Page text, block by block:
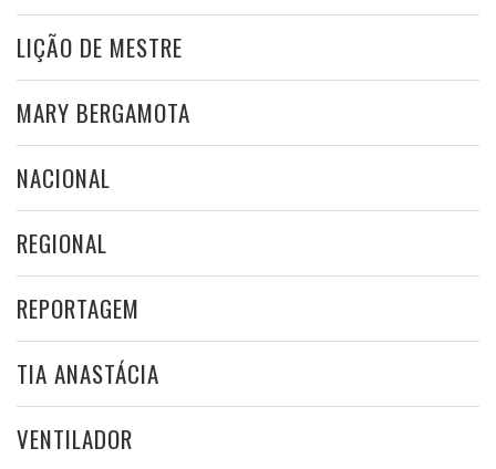
LIÇÃO DE MESTRE
MARY BERGAMOTA
NACIONAL
REGIONAL
REPORTAGEM
TIA ANASTÁCIA
VENTILADOR